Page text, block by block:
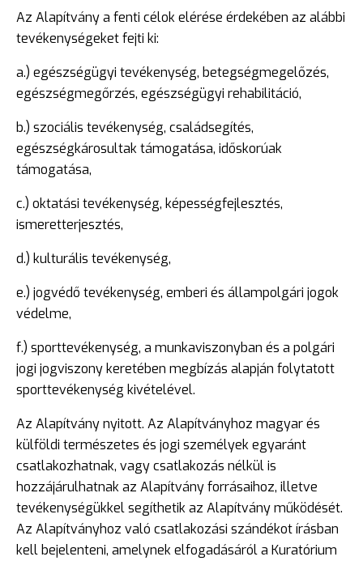
Az Alapítvány a fenti célok elérése érdekében az alábbi
tevékenységeket fejti ki:
a.) egészségügyi tevékenység, betegségmegelőzés,
egészségmegőrzés, egészségügyi rehabilitáció,
b.) szociális tevékenység, családsegítés,
egészségkárosultak támogatása, időskorúak
támogatása,
c.) oktatási tevékenység, képességfejlesztés,
ismeretterjesztés,
d.) kulturális tevékenység,
e.) jogvédő tevékenység, emberi és állampolgári jogok
védelme,
f.) sporttevékenység, a munkaviszonyban és a polgári
jogi jogviszony keretében megbízás alapján folytatott
sporttevékenység kivételével.
Az Alapítvány nyitott. Az Alapítványhoz magyar és
külföldi természetes és jogi személyek egyaránt
csatlakozhatnak, vagy csatlakozás nélkül is
hozzájárulhatnak az Alapítvány forrásaihoz, illetve
tevékenységükkel segíthetik az Alapítvány működését.
Az Alapítványhoz való csatlakozási szándékot írásban
kell bejelenteni, amelynek elfogadásáról a Kuratórium